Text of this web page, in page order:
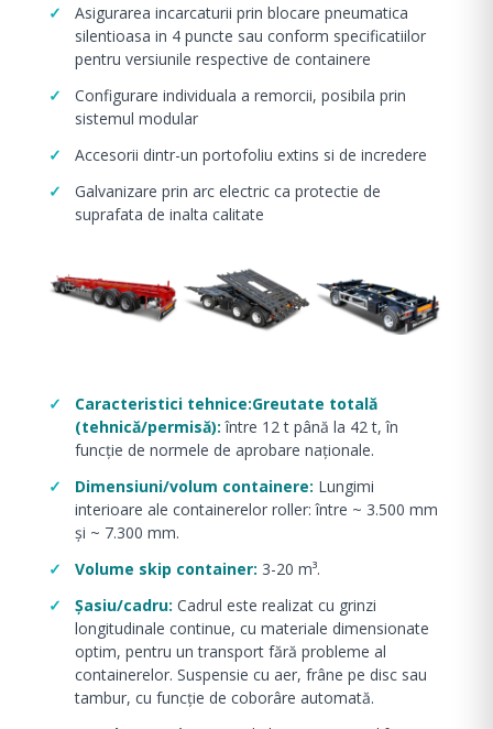
Asigurarea incarcaturii prin blocare pneumatica
silentioasa in 4 puncte sau conform specificatiilor
pentru versiunile respective de containere
Configurare individuala a remorcii, posibila prin
sistemul modular
Accesorii dintr-un portofoliu extins si de incredere
Galvanizare prin arc electric ca protectie de
suprafata de inalta calitate
Caracteristici tehnice:Greutate totală
(tehnică/permisă):între 12 t până la 42 t, în
funcție de normele de aprobare naţionale.
Dimensiuni/volum containere: Lungimi
interioare ale containerelor roller: între ~ 3.500 mm
şi ~ 7.300 mm.
Volume skip container: 3-20 m³.
Șasiu/cadru: Cadrul este realizat cu grinzi
longitudinale continue, cu materiale dimensionate
optim, pentru un transport fără probleme al
containerelor. Suspensie cu aer, frâne pe disc sau
tambur, cu funcţie de coborâre automată.